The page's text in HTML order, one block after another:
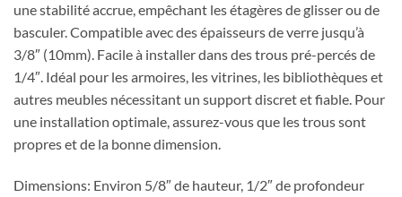
une stabilité accrue, empêchant les étagères de glisser ou de
basculer. Compatible avec des épaisseurs de verre jusqu’à
3/8″ (10mm). Facile à installer dans des trous pré-percés de
1/4″. Idéal pour les armoires, les vitrines, les bibliothèques et
autres meubles nécessitant un support discret et fiable. Pour
une installation optimale, assurez-vous que les trous sont
propres et de la bonne dimension.
Dimensions: Environ 5/8″ de hauteur, 1/2″ de profondeur